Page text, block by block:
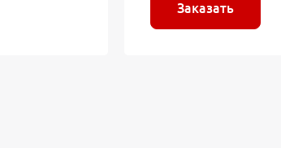
Заказать